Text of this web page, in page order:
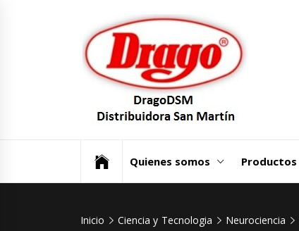
Quienes somos Productos
Inicio Ciencia y Tecnologia Neurociencia